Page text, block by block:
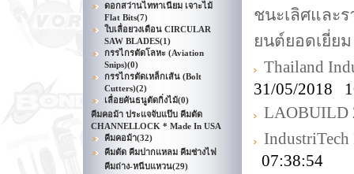
ดอกสว่านไททาเนียม เจาะไม้
Flat Bits(7)
ใบเลื่อยวงเดือน CIRCULAR
SAW BLADES(1)
กรรไกรตัดโลหะ (Aviation
Snips)(0)
กรรไกรตัดเหล็กเส้น (Bolt
Cutters)(2)
เลื่อยคันธนูตัดกิ่งไม้(0)
คีมคอม้า ประแจจับแป๊บ คีมตัด
CHANNELLOCK * Made In USA
คีมคอม้า(32)
คีมตัด คีมปากแหลม คีมช่างไฟ
คีมถ่าง-หนีบแหวน(29)
ชนะเลิศและ
ยนต์ยอดเยี่ยม
Thailand
31/05/2018
LAOBUILD
07:38:54